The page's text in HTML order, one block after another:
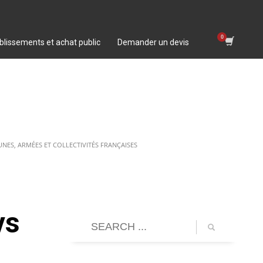
et achat public Demander un devis
ARMÉES ET COLLECTIVITÉS FRANÇAISES